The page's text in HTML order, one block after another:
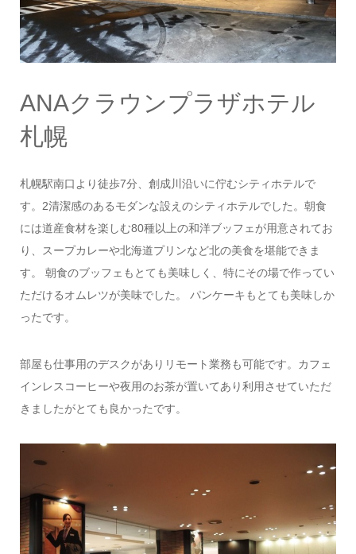
ANAクラウンプラザホテル
札幌
札幌駅南口より徒歩7分、創成川沿いに佇むシティホテルで
す。2清潔感のあるモダンな設えのシティホテルでした。朝食
には道産食材を楽しむ80種以上の和洋ブッフェが用意されてお
り、スープカレーや北海道プリンなど北の美食を堪能できま
す。 朝食のブッフェもとても美味しく、特にその場で作ってい
ただけるオムレツが美味でした。 パンケーキもとても美味しか
ったです。
部屋も仕事用のデスクがありリモート業務も可能です。カフェ
インレスコーヒーや夜用のお茶が置いてあり利用させていただ
きましたがとても良かったです。